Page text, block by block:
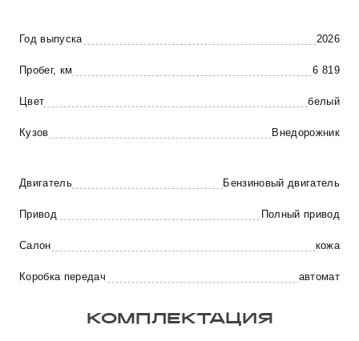
Год выпуска 2026
Пробег, км 6 819
Цвет белый
Кузов Внедорожник
Двигатель Бензиновый двигатель
Привод Полный привод
Салон кожа
Коробка передач автомат
КОМПЛЕКТАЦИЯ